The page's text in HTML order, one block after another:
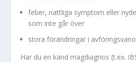
feber, nattliga symptom eller
som inte går över
stora förändringar i
Har du en känd magdiagnos (t.ex.